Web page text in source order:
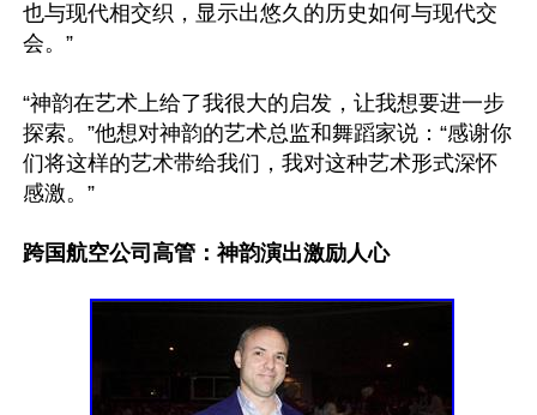
也与现代相交织，显示出悠久的历史如何与现代交
会。”
“神韵在艺术上给了我很大的启发，让我想要进一步
探索。”他想对神韵的艺术总监和舞蹈家说：“感谢你
们将这样的艺术带给我们，我对这种艺术形式深怀
感激。”
跨国航空公司高管：神韵演出激励人心